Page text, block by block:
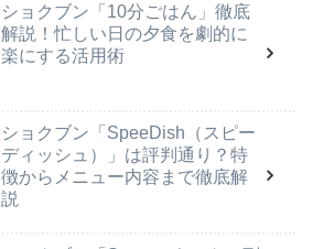
ショクブン「10分ごはん」徹底
解説！忙しい日の夕食を劇的に
楽にする活用術
ショクブン「SpeeDish（スピー
ディッシュ）」は評判通り？特
徴からメニュー内容まで徹底解
説